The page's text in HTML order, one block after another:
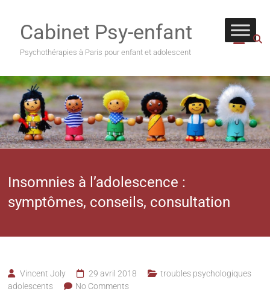
Cabinet Psy-enfant
Psychothérapies à Paris pour enfant et adolescent
Insomnies à l’adolescence :
symptômes, conseils, consultation
Vincent Joly 29 avril 2018
troubles psychologiques
adolescents
No Comments